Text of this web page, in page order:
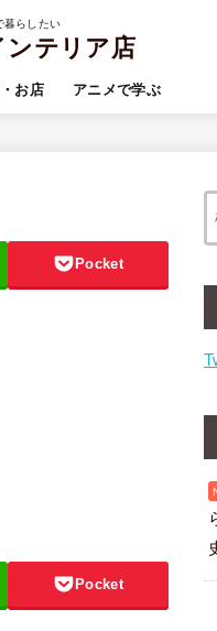
暮らしたい
ンテリア店
お店 アニメで学ぶ
Pocket
Pocket